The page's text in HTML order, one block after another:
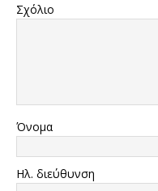
Σχόλιο
Όνομα
Ηλ. διεύθυνση